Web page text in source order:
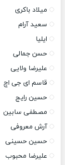
میلاد باکری
سعید آرام
ایلیا
حسن جمالی
علیرضا ولایی
قاسم ای جی اچ
حسین رایج
مصطفی سابین
آرش معروفی
حسین حسینی
علیرضا محبوب